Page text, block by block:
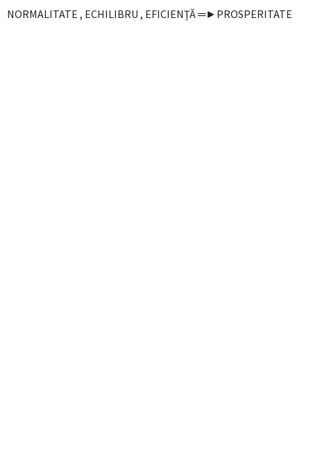
NORMALITATE , ECHILIBRU , EFICIENŢĂ ═►PROSPERITATE